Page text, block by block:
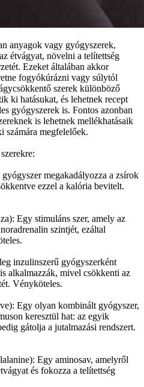
anyagok vagy gyógyszerek,
étvágyat, növelni a telítettség
Ezeket általában akkor
fogyókúrázni vagy súlytól
szerek különböző
ki hatásukat, és lehetnek recept
gyógyszerek is. Fontos azonban
is lehetnek mellékhatásaik
számára megfelelőek.
megakadályozza a zsírok
ezzel a kalória bevitelt.
Egy stimuláns szer, amely az
szintjét, ezáltal
inzulinszerű gyógyszerként
alkalmazzák, mivel csökkenti az
Vényköteles.
Egy olyan kombinált gyógyszer,
keresztül hat: az egyik
gátolja a jutalmazási rendszert.
Egy aminosav, amelyről
és fokozza a telítettség